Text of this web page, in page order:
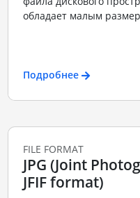
обладает малым
Подробнее
FILE FORMAT
JPG (Joint
JFIF format)